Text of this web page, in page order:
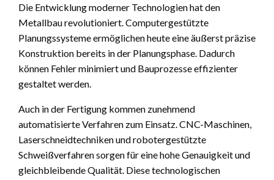
Die Entwicklung moderner Technologien hat den
Metallbau revolutioniert. Computergestützte
Planungssysteme ermöglichen heute eine äußerst präzise
Konstruktion bereits in der Planungsphase. Dadurch
können Fehler minimiert und Bauprozesse effizienter
gestaltet werden.
Auch in der Fertigung kommen zunehmend
automatisierte Verfahren zum Einsatz. CNC-Maschinen,
Laserschneidtechniken und robotergestützte
Schweißverfahren sorgen für eine hohe Genauigkeit und
gleichbleibende Qualität. Diese technologischen